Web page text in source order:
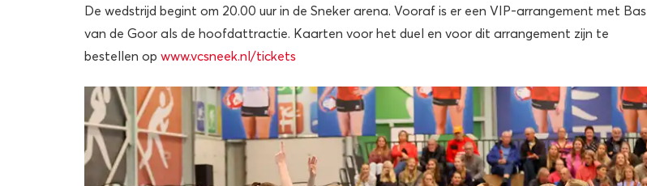
De wedstrijd begint om 20.00 uur in de Sneker arena. Vooraf is er een VIP-arrangement met Bas
van de Goor als de hoofdattractie. Kaarten voor het duel en voor dit arrangement zijn te
bestellen op www.vcsneek.nl/tickets